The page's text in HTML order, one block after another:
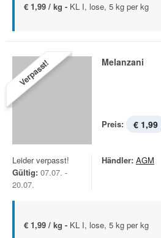
€ 1,99 / kg - KL I, lose, 5 kg per kg
Verpasst! Melanzani
Preis: € 1,99
Leider verpasst!
Gültig: 07.07. -
20.07.
Händler: AGM
€ 1,99 / kg - KL I, lose, 5 kg per kg